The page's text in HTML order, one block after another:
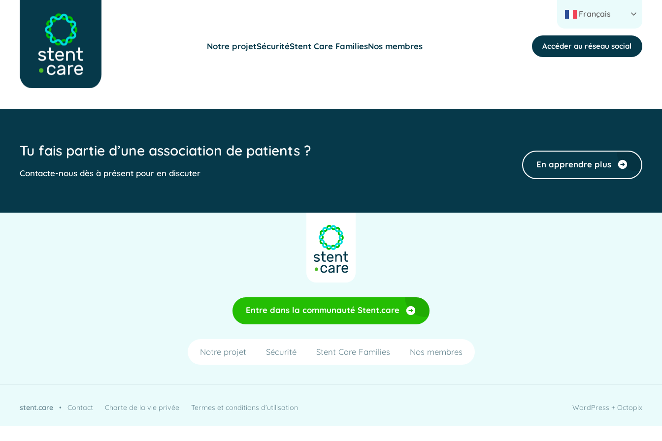
Français
Notre projetSécuritéStent Care FamiliesNos membres Accéder au réseau social
Tu fais partie d’une association de patients ?
Contacte-nous dès à présent pour en discuter
En apprendre plus
Entre dans la communauté Stent.care
Notre projet Sécurité Stent Care Families Nos membres
stent.care •Contact Charte de la vie privée Termes et conditions d’utilisation WordPress + Octopix